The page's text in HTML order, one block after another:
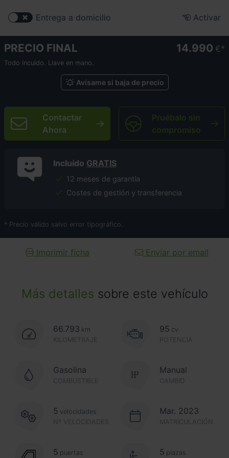
Más detalles sobre este vehículo
66.793 km
KILOMETRAJE
95 cv
POTENCIA
Gasolina
COMBUSTIBLE CAMBIO
Manual
Nº VELOCIDADES
5 velocidades Mar. 2023
MATRICULACIÓN
5 puertas
5 plazas
Entrega a domicilio Activar
PRECIO FINAL 14.990 €
Todo incuido. Llave en mano.
Avísame si baja de precio
Contactar
Ahora
Pruébalo sin
compromiso
Incluído GRATIS
12 meses de garantía
Costes de gestión y transferencia
* Precio válido salvo error tipográfico.
Imprimir ficha Enviar por email